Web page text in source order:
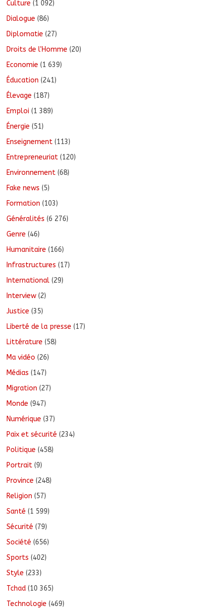
Culture (1 092)
Dialogue (86)
Diplomatie (27)
Droits de l'Homme (20)
Economie (1 639)
Éducation (241)
Élevage (187)
Emploi (1 389)
Énergie (51)
Enseignement (113)
Entrepreneuriat (120)
Environnement (68)
Fake news (5)
Formation (103)
Généralités (6 276)
Genre (46)
Humanitaire (166)
Infrastructures (17)
International (29)
Interview (2)
Justice (35)
Liberté de la presse (17)
Littérature (58)
Ma vidéo (26)
Médias (147)
Migration (27)
Monde (947)
Numérique (37)
Paix et sécurité (234)
Politique (458)
Portrait (9)
Province (248)
Religion (57)
Santé (1 599)
Sécurité (79)
Société (656)
Sports (402)
Style (233)
Tchad (10 365)
Technologie (469)